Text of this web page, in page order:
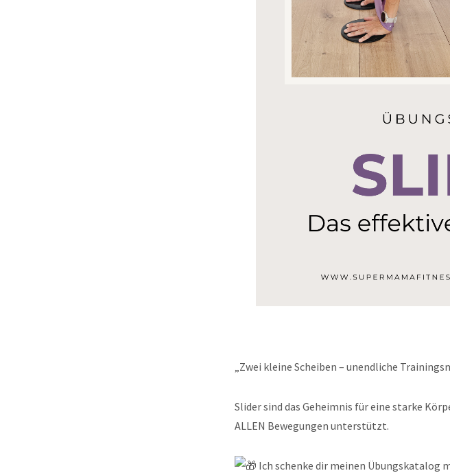
„Zwei kleine Scheiben – unendliche
Slider sind das Geheimnis für eine starke
ALLEN Bewegungen unterstützt.
Ich schenke dir meinen Übungskatalog